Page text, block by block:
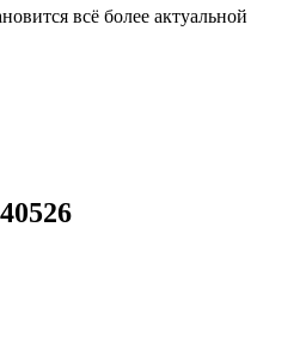
всё более актуальной